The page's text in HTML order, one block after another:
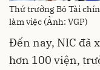
Thứ trưởng Bộ Tài
làm việc (Ảnh: VGP)
Đến nay, NIC đã
hơn 100 viện,